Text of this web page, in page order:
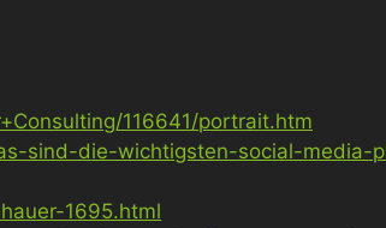
116641/portrait.htm
sind-die-wichtigsten-social-media-
1695.html